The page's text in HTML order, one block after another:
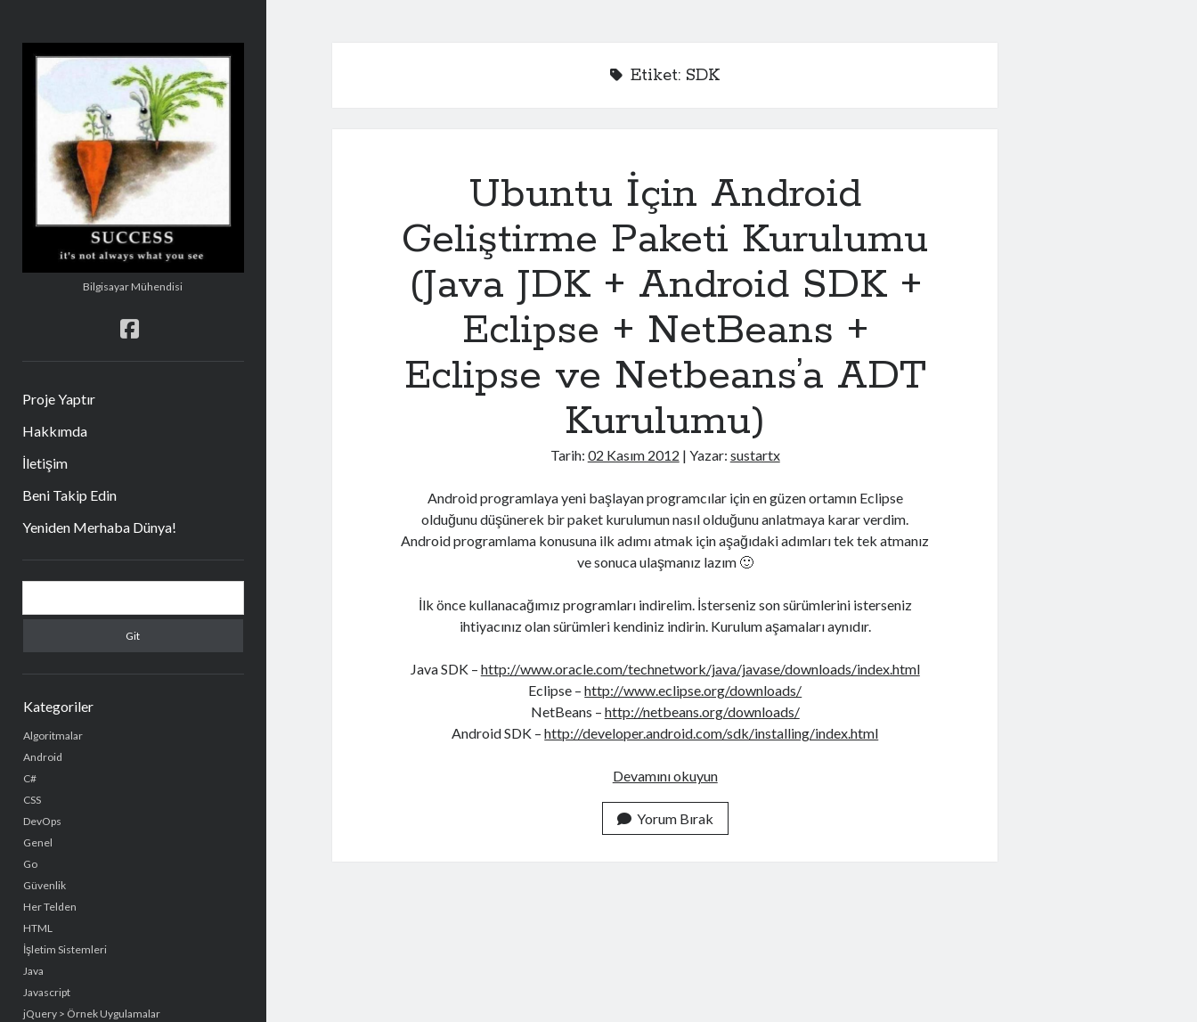
Şakir
Mehmetoğlu
Bilgisayar Mühendisi
facebook
Proje Yaptır
Hakkımda
İletişim
Beni Takip Edin
Yeniden Merhaba Dünya!
Yan
Menü
Kategoriler
Algoritmalar
Android
C#
CSS
DevOps
Genel
Go
Güvenlik
Her Telden
HTML
İşletim Sistemleri
Java
Javascript
jQuery > Örnek Uygulamalar
Etiket: SDK
Ubuntu İçin Android
Geliştirme Paketi Kurulumu
(Java JDK + Android SDK +
Eclipse + NetBeans +
Eclipse ve Netbeans’a ADT
Kurulumu)
Tarih: 02 Kasım 2012 | Yazar: sustartx
Android programlaya yeni başlayan programcılar için en güzen ortamın Eclipse
olduğunu düşünerek bir paket kurulumun nasıl olduğunu anlatmaya karar verdim.
Android programlama konusuna ilk adımı atmak için aşağıdaki adımları tek tek atmanız
ve sonuca ulaşmanız lazım 🙂
İlk önce kullanacağımız programları indirelim. İsterseniz son sürümlerini isterseniz
ihtiyacınız olan sürümleri kendiniz indirin. Kurulum aşamaları aynıdır.
Java SDK – http://www.oracle.com/technetwork/java/javase/downloads/index.html
Eclipse –http://www.eclipse.org/downloads/
NetBeans – http://netbeans.org/downloads/
Android SDK –http://developer.android.com/sdk/installing/index.html
Devamını okuyunUbuntu
Geliştirme
Yorum Bırak